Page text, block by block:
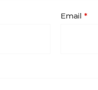
Email *